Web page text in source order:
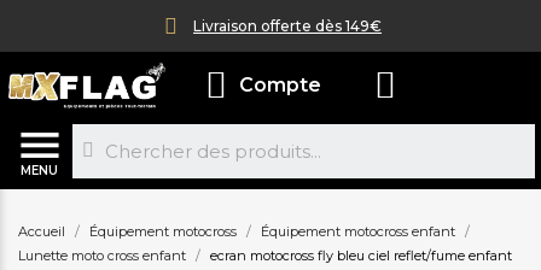
Livraison offerte dès 149€
MENU
Compte
Accueil Équipement motocross
Équipement motocross enfant
Lunette moto cross enfant
ecran motocross fly bleu ciel reflet/fume enfant